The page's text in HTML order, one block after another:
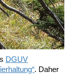
DGUV
. Daher